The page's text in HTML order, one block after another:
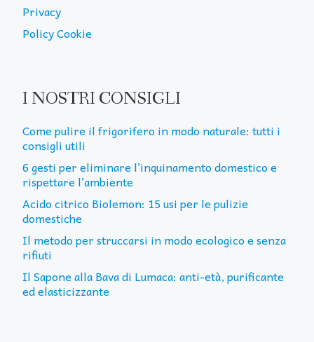
Privacy
Policy Cookie
I NOSTRI CONSIGLI
Come pulire il frigorifero in modo naturale: tutti i
consigli utili
6 gesti per eliminare l’inquinamento domestico e
rispettare l’ambiente
Acido citrico Biolemon: 15 usi per le pulizie
domestiche
Il metodo per struccarsi in modo ecologico e senza
rifiuti
Il Sapone alla Bava di Lumaca: anti-età, purificante
ed elasticizzante